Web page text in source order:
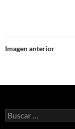
Imagen anterior
Buscar: